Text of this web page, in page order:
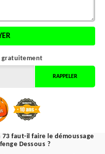
gratuitement
faut-il faire le démoussage
Dessous ?